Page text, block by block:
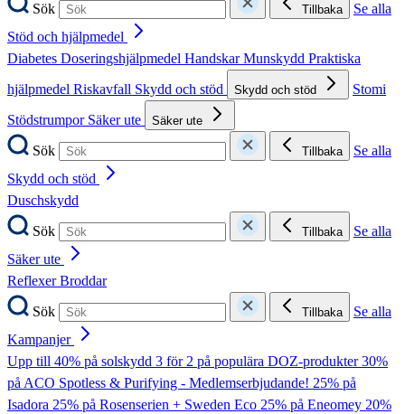
Sök
Tillbaka
Se alla
Stöd och hjälpmedel
Diabetes Doseringshjälpmedel HandskarMunskydd Praktiska
hjälpmedel Riskavfall Skydd och stöd Skydd och stöd
Stomi
Stödstrumpor Säker ute Säker ute
Sök Tillbaka
Se alla
Skydd och stöd
Duschskydd
Sök
Tillbaka
Se alla
Säker ute
ReflexerBroddar
Sök
Tillbaka
Se alla
Kampanjer
Upp till 40% på solskydd 3 för 2 på populära DOZ-produkter30%
på ACO Spotless & Purifying - Medlemserbjudande! 25% på
Isadora 25% på Rosenserien + Sweden Eco 25% på Eneomey 20%